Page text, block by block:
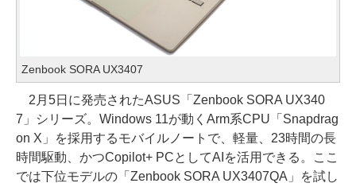
Zenbook SORA UX3407
2月5日に発売されたASUS「Zenbook SORA UX340
7」シリーズ。Windows 11が動くArm系CPU「Snapdrag
on X」を採用するモバイルノートで、軽量、23時間の長
時間駆動、かつCopilot+ PCとしてAIを活用できる。ここ
では下位モデルの「Zenbook SORA UX3407QA」を試し